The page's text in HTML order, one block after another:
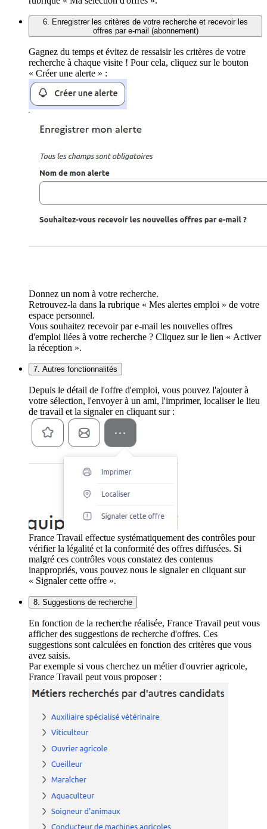
6. Enregistrer les critères de votre recherche et recevoir les
offres par e-mail (abonnement)
Gagnez du temps et évitez de ressaisir les critères de votre
recherche à chaque visite ! Pour cela, cliquez sur le bouton
« Créer une alerte » :
Donnez un nom à votre recherche.
Retrouvez-la dans la rubrique « Mes alertes emploi » de votre
espace personnel.
Vous souhaitez recevoir par e-mail les nouvelles offres
d'emploi liées à votre recherche ? Cliquez sur le lien « Activer
la réception ».
7. Autres fonctionnalités
Depuis le détail de l'offre d'emploi, vous pouvez l'ajouter à
votre sélection, l'envoyer à un ami, l'imprimer, localiser le lieu
de travail et la signaler en cliquant sur :
France Travail effectue systématiquement des contrôles pour
vérifier la légalité et la conformité des offres diffusées. Si
malgré ces contrôles vous constatez des contenus
inappropriés, vous pouvez nous le signaler en cliquant sur
« Signaler cette offre ».
8. Suggestions de recherche
En fonction de la recherche réalisée, France Travail peut vous
afficher des suggestions de recherche d'offres. Ces
suggestions sont calculées en fonction des critères que vous
avez saisis.
Par exemple si vous cherchez un métier d'ouvrier agricole,
France Travail peut vous proposer :